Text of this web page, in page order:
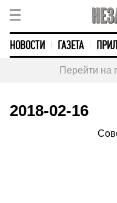
НОВОСТИ ГАЗЕТА
Перейти на
2018-02-16